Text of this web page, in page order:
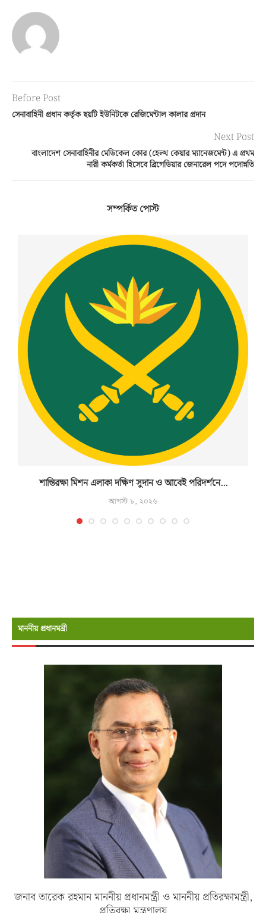
Before Post
সেনাবাহিনী প্রধান কর্তৃক ছয়টি ইউনিটকে রেজিমেন্টাল কালার প্রদান
Next Post
বাংলাদেশ সেনাবাহিনীর মেডিকেল কোর (হেল্থ কেয়ার ম্যানেজমেন্ট) এ প্রথম
নারী কর্মকর্তা হিসেবে ব্রিগেডিয়ার জেনারেল পদে পদোন্নতি
সম্পর্কিত পোস্ট
শান্তিরক্ষা মিশন এলাকা দক্ষিণ সুদান ও আবেই পরিদর্শনে...
আগস্ট ৮, ২০২৬
মাননীয় প্রধানমন্রী
জনাব তারেক রহমান মাননীয় প্রধানমন্ত্রী ও মাননীয় প্রতিরক্ষামন্ত্রী,